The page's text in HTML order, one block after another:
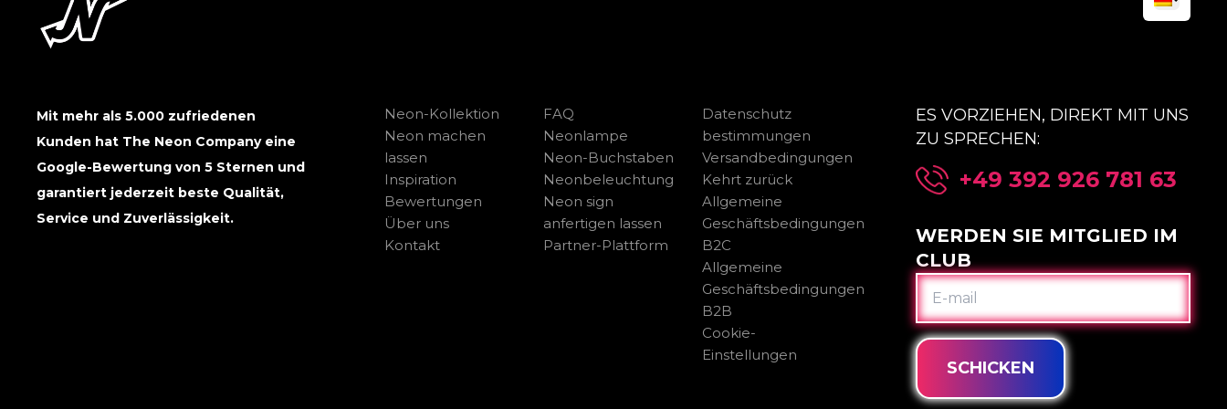
Mit mehr als 5.000 zufriedenen
Kunden hat The Neon Company eine
Google-Bewertung von 5 Sternen und
garantiert jederzeit beste Qualität,
Service und Zuverlässigkeit.
Neon-Kollektion
Neon machen
lassen
Inspiration
Bewertungen
Über uns
Kontakt
FAQ
Neonlampe
Neon-Buchstaben
Neonbeleuchtung
Neon sign
anfertigen lassen
Partner-Plattform
Datenschutz
bestimmungen
Versandbedingungen
Kehrt zurück
Allgemeine
Geschäftsbedingungen
B2C
Allgemeine
Geschäftsbedingungen
B2B
Cookie-
Einstellungen
ES VORZIEHEN, DIREKT MIT UNS
ZU SPRECHEN:
+49 392 926 781 63
WERDEN SIE MITGLIED IM
CLUB
E-
MAIL
SCHICKEN